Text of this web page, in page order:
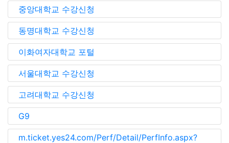
중앙대학교 수강신청
동명대학교 수강신청
이화여자대학교 포털
서울대학교 수강신청
고려대학교 수강신청
G9
m.ticket.yes24.com/Perf/Detail/PerfInfo.aspx?